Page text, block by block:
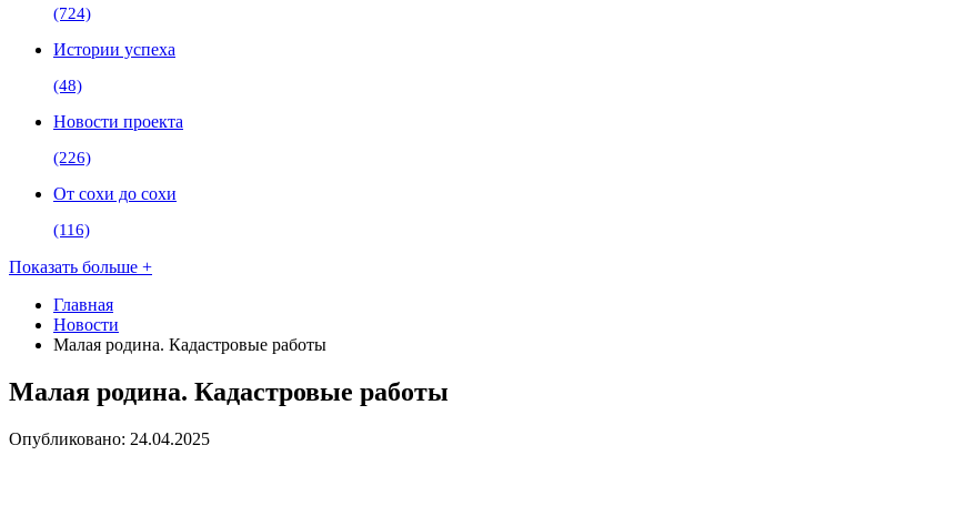
(724)
Истории успеха
(48)
Новости проекта
(226)
От сохи до сохи
(116)
Показать больше +
Главная
Новости
Малая родина. Кадастровые работы
Малая родина. Кадастровые работы
Опубликовано: 24.04.2025